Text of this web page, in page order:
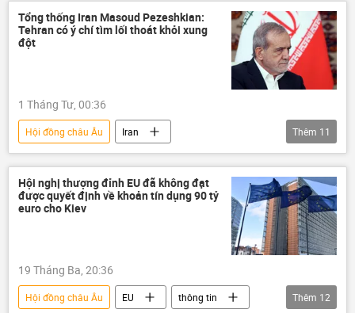
Thế giới
Nga
Các biện pháp trừng phạt chống Nga
Cuộc khủng hoảng ở Ukraina
NATO
Công nghiệp
Tổng thống Iran Masoud Pezeshkian:
Tehran có ý chí tìm lối thoát khỏi xung
đột
1 Tháng Tư, 00:36
Hội đồng châu Âu
Iran
Leo thang căng thẳng giữa Israel và Iran
Xung đột Mỹ-Iran
xung đột quân sự
Masoud Pezeshkian
thông tin
Vùng vịnh Ba Tư
Thêm 11
Hội nghị thượng đỉnh EU đã không đạt
được quyết định về khoản tín dụng 90 tỷ
euro cho Kiev
19 Tháng Ba, 20:36
Hội đồng châu Âu EU
thông tin
Thêm 12